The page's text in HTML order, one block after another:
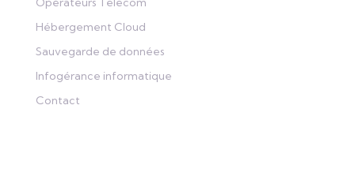
Hébergement Cloud
Sauvegarde de données
Infogérance informatique
Contact